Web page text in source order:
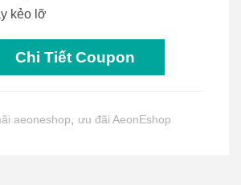
kẻo lỡ
Chi Tiết Coupon
aeoneshop, ưu đãi AeonEshop